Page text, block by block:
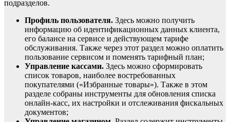
подразделов.
Профиль пользователя. Здесь можно получить
информацию об идентификационных данных клиента,
его балансе на сервисе и действующем тарифе
обслуживания. Также через этот раздел можно оплатить
пользование сервисом и поменять тарифный план;
Управление кассами. Здесь можно сформировать
список товаров, наиболее востребованных
покупателями («Избранные товары»). Также в этом
разделе собраны инструменты для обновления списка
онлайн-касс, их настройки и отслеживания фискальных
документов;